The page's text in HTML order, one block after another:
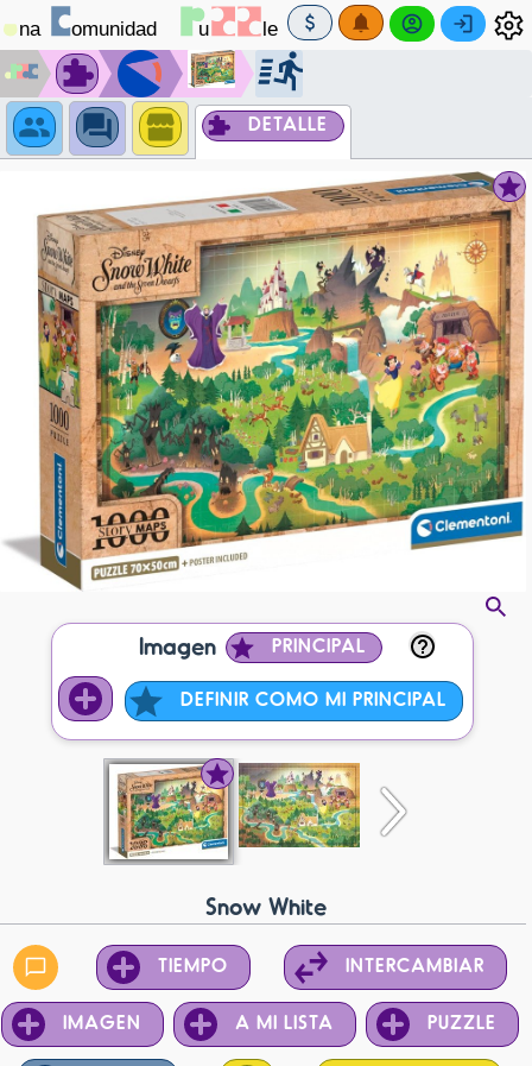
DETALLE
Imagen PRINCIPAL
DEFINIR COMO MI PRINCIPAL
Snow White
TIEMPO INTERCAMBIAR
IMAGEN A MI LISTA PUZZLE